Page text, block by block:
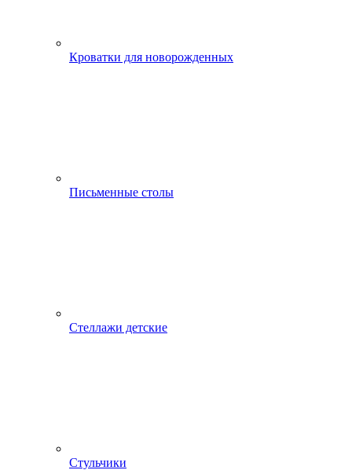
Кроватки для новорожденных
Письменные столы
Стеллажи детские
Стульчики